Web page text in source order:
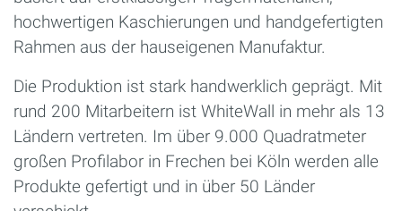
hochwertigen Kaschierungen und handgefertigten
Rahmen aus der hauseigenen Manufaktur.
Die Produktion ist stark handwerklich geprägt. Mit
rund 200 Mitarbeitern ist WhiteWall in mehr als 13
Ländern vertreten. Im über 9.000 Quadratmeter
großen Profilabor in Frechen bei Köln werden alle
Produkte gefertigt und in über 50 Länder